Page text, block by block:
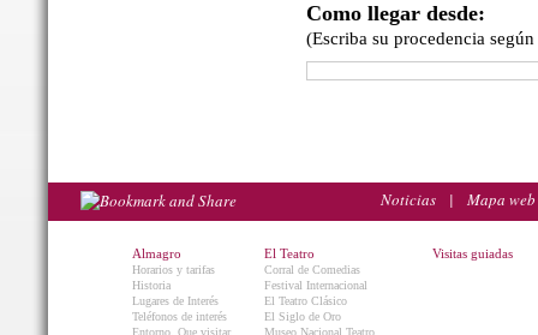
Como llegar desde:
(Escriba su procedencia
Noticias | Mapa web
Almagro
Horarios y tarifas
Historia
Lugares de Interés
Teléfonos de interés
Entorno. Que visitar.
El Teatro
Corral de Comedias
Festival Internacional
El Teatro Clásico
El Siglo de Oro
Museo Nacional Teatro
Visitas guiadas